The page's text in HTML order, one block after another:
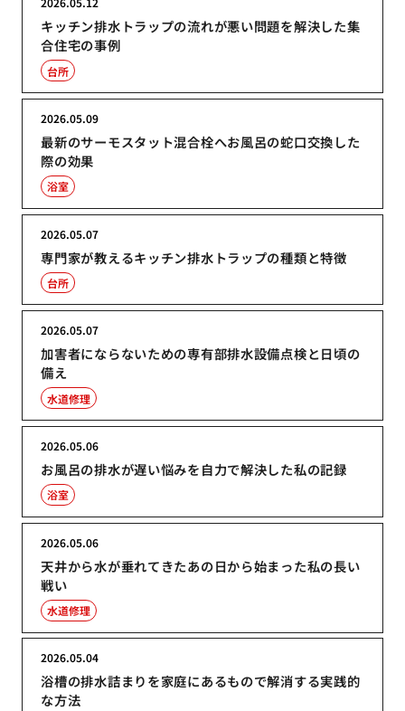
キッチン排水トラップの流れが悪い問題を解決した集
合住宅の事例
台所
最新のサーモスタット混合栓へお風呂の蛇口交換した
際の効果
2026.05.09
浴室
専門家が教えるキッチン排水トラップの種類と特徴
2026.05.07
台所
加害者にならないための専有部排水設備点検と日頃の
備え
2026.05.07
水道修理
お風呂の排水が遅い悩みを自力で解決した私の記録
2026.05.06
浴室
天井から水が垂れてきたあの日から始まった私の長い
戦い
2026.05.06
水道修理
浴槽の排水詰まりを家庭にあるもので解消する実践的
な方法
2026.05.04